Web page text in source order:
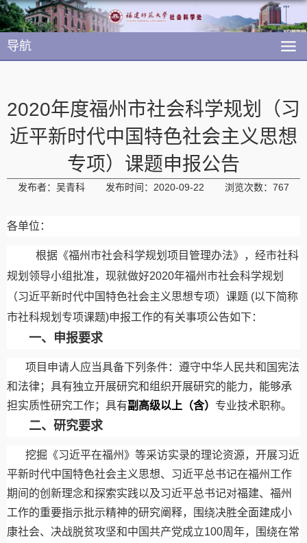
导航
2020年度福州市社会科学规划（习
近平新时代中国特色社会主义思想
专项）课题申报公告
发布者：吴青科 发布时间：2020-09-22 浏览次数： 767
各单位：
根据《福州市社会科学规划项目管理办法》，经市社科
规划领导小组批准，现就做好2020年福州市社会科学规划
（习近平新时代中国特色社会主义思想专项）课题 (以下简称
市社科规划专项课题)申报工作的有关事项公告如下：
一、申报要求
项目申请人应当具备下列条件：遵守中华人民共和国宪法
和法律；具有独立开展研究和组织开展研究的能力，能够承
担实质性研究工作；具有副高级以上（含） 专业技术职称。
二、研究要求
挖掘《习近平在福州》等采访实录的理论资源，开展习近
平新时代中国特色社会主义思想、习近平总书记在福州工作
期间的创新理念和探索实践以及习近平总书记对福建、福州
工作的重要指示批示精神的研究阐释，围绕决胜全面建成小
康社会、决战脱贫攻坚和中国共产党成立100周年，围绕在常